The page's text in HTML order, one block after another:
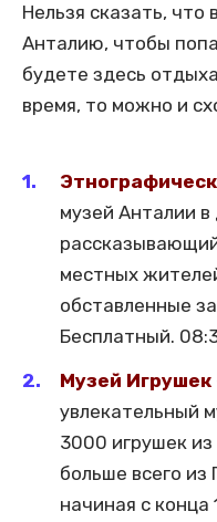
Нельзя сказать,
Анталию, чтобы
будете здесь
время, то можно и
музей Анталии в
местных
обставленные
Бесплатный.
Музей Игрушек
увлекательный
3000 игрушек
больше всего из
начиная с конца